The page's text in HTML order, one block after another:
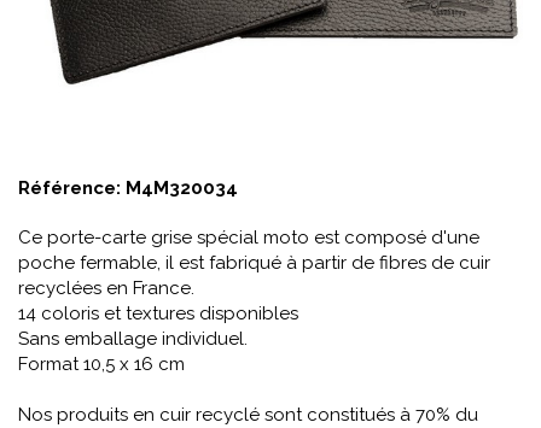
Référence: M4M320034
Ce porte-carte grise spécial moto est composé d'une
poche fermable, il est fabriqué à partir de fibres de cuir
recyclées en France.
14 coloris et textures disponibles
Sans emballage individuel.
Format 10,5 x 16 cm
Nos produits en cuir recyclé sont constitués à 70% du